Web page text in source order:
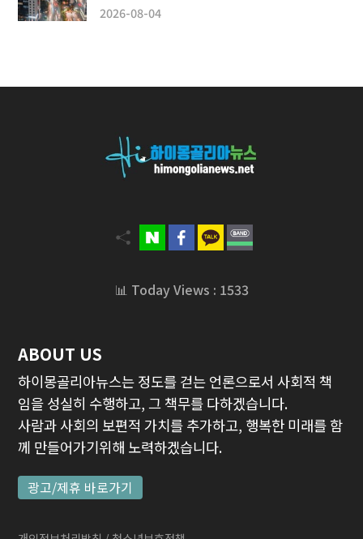
2026-08-04
📊 Today Views : 1533
ABOUT US
하이몽골리아뉴스는 정도를 걷는 언론으로서 사회적 책
임을 성실히 수행하고, 그 책무를 다하겠습니다.
사람과 사회의 보편적 가치를 추가하고, 행복한 미래를 함
께 만들어가기위해 노력하겠습니다.
광고/제휴 바로가기